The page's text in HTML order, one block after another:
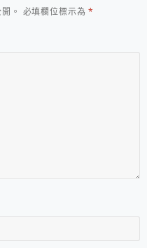
。 必填欄位標示為*